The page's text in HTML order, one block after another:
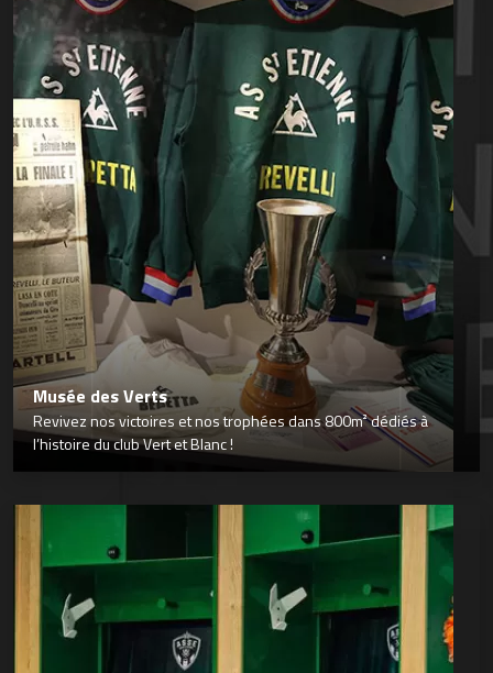
Musée des Verts
Revivez nos victoires et nos trophées dans 800m² dédiés à
l’histoire du club Vert et Blanc !